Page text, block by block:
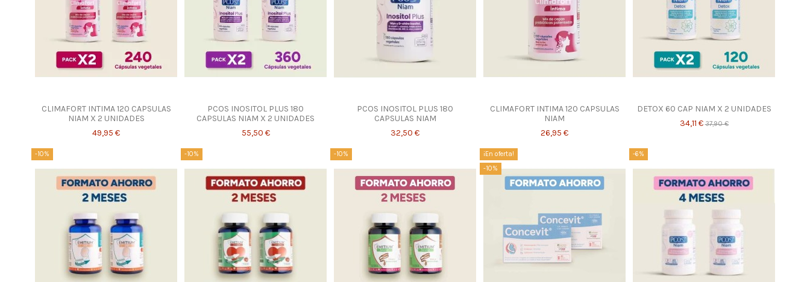
CLIMAFORT INTIMA 120 CAPSULAS
NIAM X 2 UNIDADES
49,95 €
PCOS INOSITOL PLUS 180
CAPSULAS NIAM X 2 UNIDADES
55,50 €
PCOS INOSITOL PLUS 180
CAPSULAS NIAM
32,50 €
CLIMAFORT INTIMA 120 CAPSULAS
NIAM
26,95 €
DETOX 60 CAP NIAM X 2 UNIDADES
34,11 €37,90 €
-10% -10% -10%
¡En oferta!
-10%
-6%